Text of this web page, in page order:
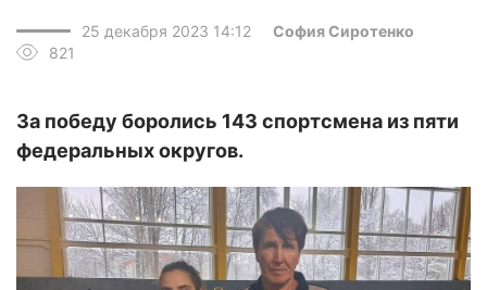
25 декабря 2023 14:12
София Сиротенко
821
За победу боролись 143 спортсмена из пяти
федеральных округов.